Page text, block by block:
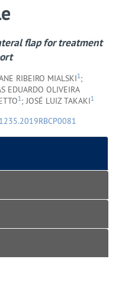
flap for treatment
RIBEIRO MIALSKI1;
EDUARDO OLIVEIRA
1; JOSÉ LUIZ TAKAKI1